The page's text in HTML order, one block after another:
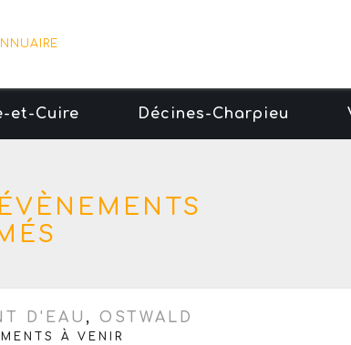
et-Cuire Décines-Charpieu
le vendredi 9 octobre 2026
D'EAU , OSTWALD
À VENIR